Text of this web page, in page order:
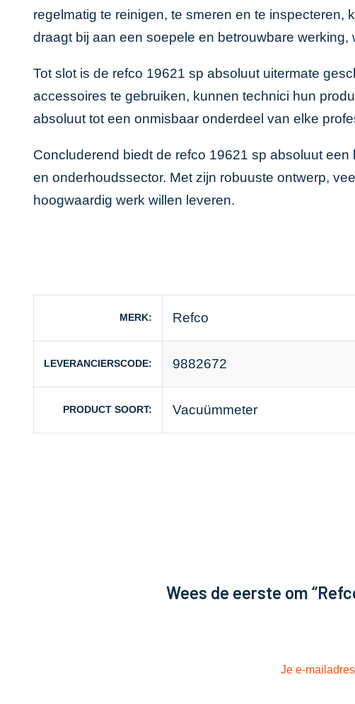
regelmatig te reinigen, te smeren en te
draagt bij aan een soepele en betrouwbare
Tot slot is de refco 19621 sp absoluut uitermate
accessoires te gebruiken, kunnen technici hun
absoluut tot een onmisbaar onderdeel van elke
Concluderend biedt de refco 19621 sp absoluut
en onderhoudssector. Met zijn robuuste ontwerp,
hoogwaardig werk willen leveren.
MERK Refco
LEVERANCIERSCODE 9882672
PRODUCT SOORT Vacuümmeter
Wees de eerste om
Je e-